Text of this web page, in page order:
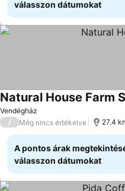
válasszon dátumokat
Vendégház
Natural House Farm
/ Még nincs értékelve 27.4
A pontos árak
válasszon dátumokat